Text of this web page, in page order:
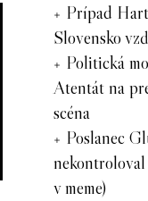
Prípad
Slovensko
Politická
Atentát na
scéna
Poslanec
v meme)